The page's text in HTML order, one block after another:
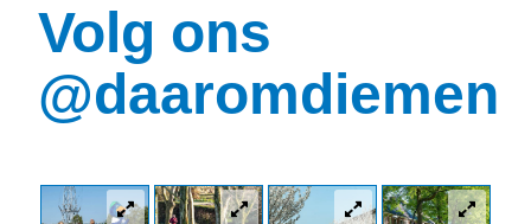
Volg ons
@daaromdiemen